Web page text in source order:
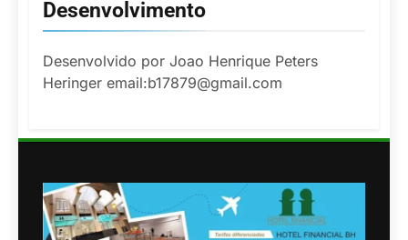
Desenvolvimento
Desenvolvido por Joao Henrique Peters
Heringer email:b17879@gmail.com